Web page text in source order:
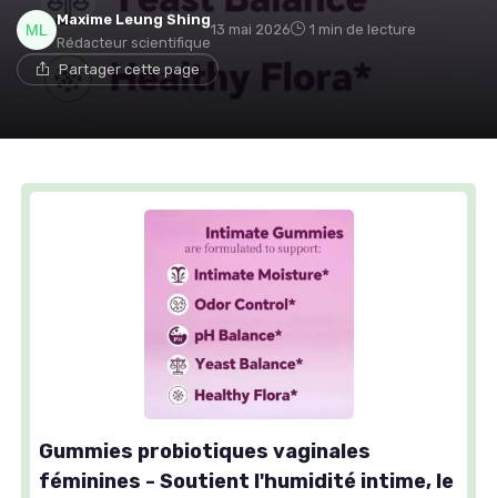
Maxime Leung Shing
Rédacteur scientifique
13 mai 2026 1 min de lecture
Partager cette page
Gummies probiotiques vaginales
féminines - Soutient l'humidité intime, le